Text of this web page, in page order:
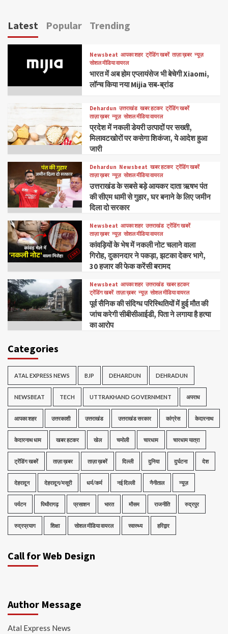
Latest Popular Trending
Newsbeat आपका शहर ट्रेंडिंग खबरें ताज़ा ख़बर न्यूज़
सोशल मीडिया वायरल
भारत में अब होम एप्लायंसेज भी बेचेगी Xiaomi,
लॉन्च किया नया Mijia सब-ब्रांड
Dehardun उत्तराखंड खबर हटकर ट्रेंडिंग खबरें
ताज़ा ख़बर न्यूज़ सोशल मीडिया वायरल
प्रदेश में नकली डेयरी उत्पादों पर सख्ती,
मिलावटखोरों पर कसेगा शिकंजा, ये आदेश हुआ
जारी
Dehardun Newsbeat खबर हटकर ट्रेंडिंग खबरें
ताज़ा ख़बर न्यूज़ सोशल मीडिया वायरल
उत्तराखंड के सबसे बड़े आयकर दाता ऋषभ पंत
की सीएम धामी से गुहार, घर बनाने के लिए जमीन
दिला दो सरकार
Newsbeat आपका शहर उत्तराखंड ट्रेंडिंग खबरें
ताज़ा ख़बर न्यूज़ सोशल मीडिया वायरल
कांवड़ियों के भेष में नकली नोट चलाने वाला
गिरोह, दुकानदार ने पकड़ा, झटका देकर भागे,
30 हजार की फेक करेंसी बरामद
Newsbeat आपका शहर उत्तराखंड खबर हटकर
ट्रेंडिंग खबरें ताज़ा ख़बर न्यूज़ सोशल मीडिया वायरल
पूर्व सैनिक की संदिग्ध परिस्थितियों में हुई मौत की
जांच करेगी सीबीसीआईडी, पिता ने लगाया है हत्या
का आरोप
Categories
ATAL EXPRESS NEWS BJP DEHARDUN DEHRADUN
NEWSBEAT TECH UTTRAKHAND GOVERNMENT अपराध
आपका शहर उत्तरकाशी उत्तराखंड उत्तराखंड सरकार कांग्रेस केदारनाथ
केदारनाथ धाम खबर हटकर खेल चमोली चारधाम चारधाम यात्रा
ट्रेंडिंग खबरें ताज़ा ख़बर ताज़ा ख़बरें दिल्ली दुनिया दुर्घटना देश
देहरादून देहरादून/मसूरी धर्म/कर्म नई दिल्ली नैनीताल न्यूज़
पर्यटन पिथौरागढ़ प्रसाशन भारत मौसम राजनीति रुद्रपुर
रुद्रप्रयाग शिक्षा सोशल मीडिया वायरल स्वास्थ्य हरिद्वार
Call for Web Design
Author Message
Atal Express News